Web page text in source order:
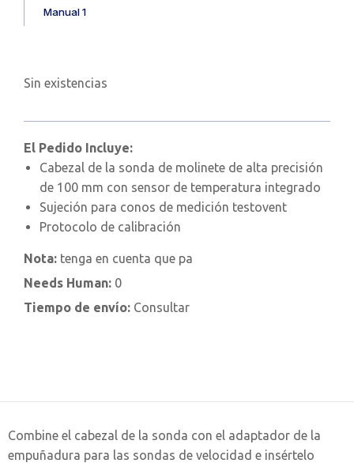
Manual 1
Sin existencias
El Pedido Incluye:
Cabezal de la sonda de molinete de alta precisión
de 100 mm con sensor de temperatura integrado
Sujeción para conos de medición testovent
Protocolo de calibración
Nota: tenga en cuenta que pa
Needs Human: 0
Tiempo de envío: Consultar
Combine el cabezal de la sonda con el adaptador de la
empuñadura para las sondas de velocidad e insértelo